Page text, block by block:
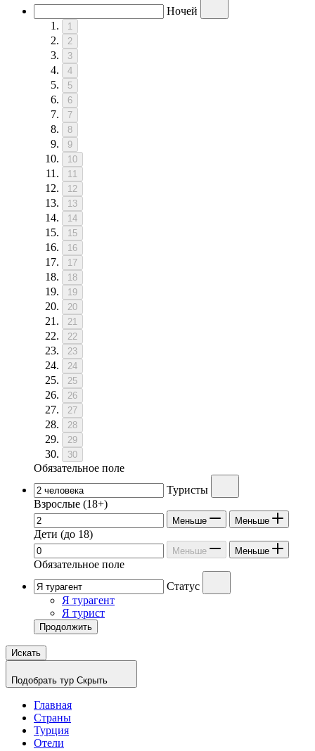
Ночей
1
2
3
4
5
6
7
8
9
10
11
12
13
14
15
16
17
18
19
20
21
22
23
24
25
26
27
28
29
30
Обязательное поле
Туристы
Взрослые (18+)
Меньше Меньше
Дети (до 18)
Меньше Меньше
Обязательное поле
Статус
Я турагент
Я турист
Продолжить
Искать
Подобрать тур Скрыть
Главная
Страны
Турция
Отели